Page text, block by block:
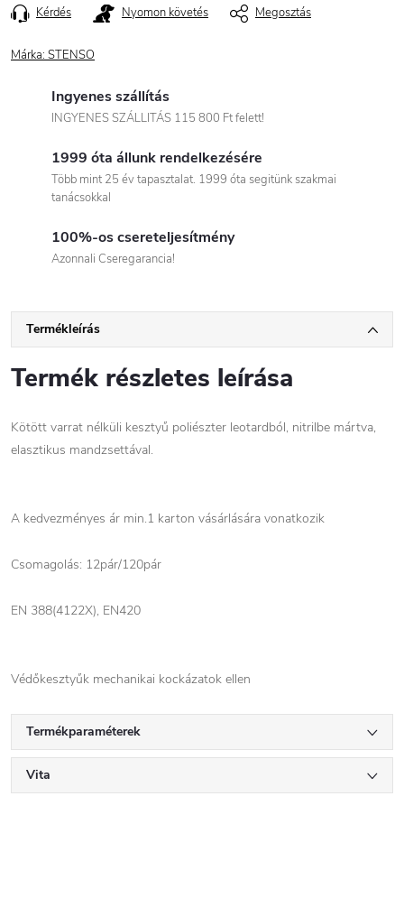
Kérdés Nyomon követés Megosztás
Márka: STENSO
Ingyenes szállítás
INGYENES SZÁLLITÁS 115 800 Ft felett!
1999 óta állunk rendelkezésére
Több mint 25 év tapasztalat. 1999 óta segitünk szakmai
tanácsokkal
100%-os csereteljesítmény
Azonnali Cseregarancia!
Termékleírás
Termék részletes leírása
Kötött varrat nélküli kesztyű poliészter leotardból, nitrilbe mártva,
elasztikus mandzsettával.
A kedvezményes ár min.1 karton vásárlására vonatkozik
Csomagolás: 12pár/120pár
EN 388(4122X), EN420
Védőkesztyűk mechanikai kockázatok ellen
Termékparaméterek
Vita